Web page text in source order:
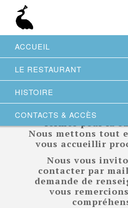
ACCUEIL
LE RESTAURANT
HISTOIRE
CONTACTS & ACCÈS
DÉCOUVREZ LE
Le restaurant et
privatisables de
fermés pour la
Nous mettons tout
vous accueillir
Nous vous
contacter par
demande de
vous